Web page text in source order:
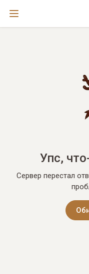
Упс,
Сервер перестал